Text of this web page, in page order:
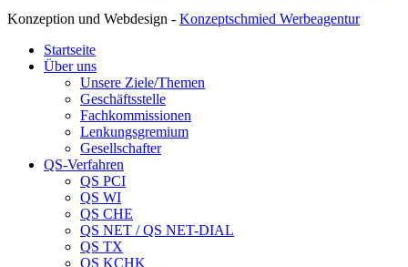
Konzeption und Webdesign - Konzeptschmied Werbeagentur
Startseite
Über uns
Unsere Ziele/Themen
Geschäftsstelle
Fachkommissionen
Lenkungsgremium
Gesellschafter
QS-Verfahren
QS PCI
QS WI
QS CHE
QS NET / QS NET-DIAL
QS TX
QS KCHK